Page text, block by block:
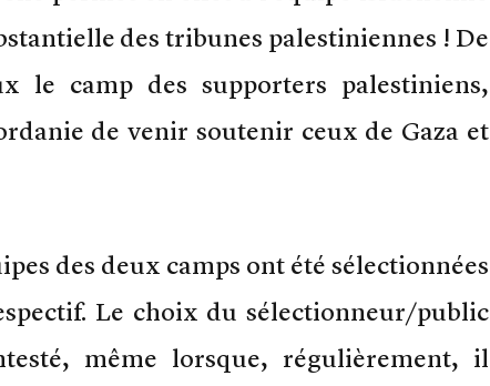
des tribunes palestiniennes ! De
le camp des supporters palestiniens,
de venir soutenir ceux de Gaza et
des deux camps ont été sélectionnées
Le choix du sélectionneur/public
même lorsque, régulièrement, il